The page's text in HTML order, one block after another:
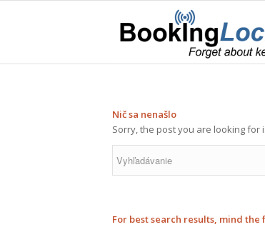
Nič sa nenašlo
Sorry, the post you are looking
For best search results, mind